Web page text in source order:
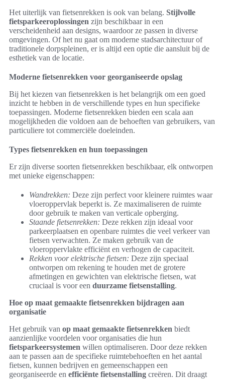
Het uiterlijk van fietsenrekken is ook van belang. Stijlvolle
fietsparkeeroplossingen zijn beschikbaar in een
verscheidenheid aan designs, waardoor ze passen in diverse
omgevingen. Of het nu gaat om moderne stadsarchitectuur of
traditionele dorpspleinen, er is altijd een optie die aansluit bij de
esthetiek van de locatie.
Moderne fietsenrekken voor georganiseerde opslag
Bij het kiezen van fietsenrekken is het belangrijk om een goed
inzicht te hebben in de verschillende types en hun specifieke
toepassingen. Moderne fietsenrekken bieden een scala aan
mogelijkheden die voldoen aan de behoeften van gebruikers, van
particuliere tot commerciële doeleinden.
Types fietsenrekken en hun toepassingen
Er zijn diverse soorten fietsenrekken beschikbaar, elk ontworpen
met unieke eigenschappen:
Wandrekken: Deze zijn perfect voor kleinere ruimtes waar
vloeroppervlak beperkt is. Ze maximaliseren de ruimte
door gebruik te maken van verticale opberging.
Staande fietsenrekken: Deze rekken zijn ideaal voor
parkeerplaatsen en openbare ruimtes die veel verkeer van
fietsen verwachten. Ze maken gebruik van de
vloeroppervlakte efficiënt en verhogen de capaciteit.
Rekken voor elektrische fietsen: Deze zijn speciaal
ontworpen om rekening te houden met de grotere
afmetingen en gewichten van elektrische fietsen, wat
cruciaal is voor een duurzame fietsenstalling.
Hoe op maat gemaakte fietsenrekken bijdragen aan
organisatie
Het gebruik van op maat gemaakte fietsenrekken biedt
aanzienlijke voordelen voor organisaties die hun
fietsparkeersystemen willen optimaliseren. Door deze rekken
aan te passen aan de specifieke ruimtebehoeften en het aantal
fietsen, kunnen bedrijven en gemeenschappen een
georganiseerde en efficiënte fietsenstalling creëren. Dit draagt